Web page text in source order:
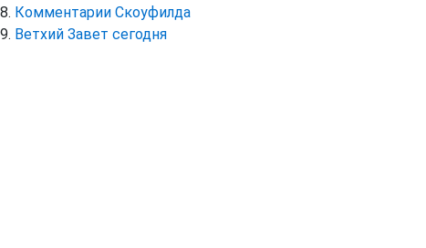
Комментарии Скоуфилда
Ветхий Завет сегодня